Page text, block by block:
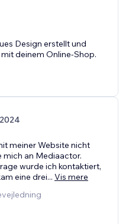
Design erstellt und
deinem Online-Shop.
meiner Website nicht
mich an Mediaactor.
wurde ich kontaktiert,
eine drei... Vis mere